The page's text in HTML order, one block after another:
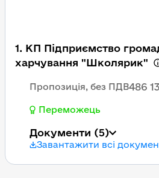
1. КП Підприємство
харчування "Школярик"
Пропозиція, без ПДВ486
Переможець
Документи (5)
Завантажити всі